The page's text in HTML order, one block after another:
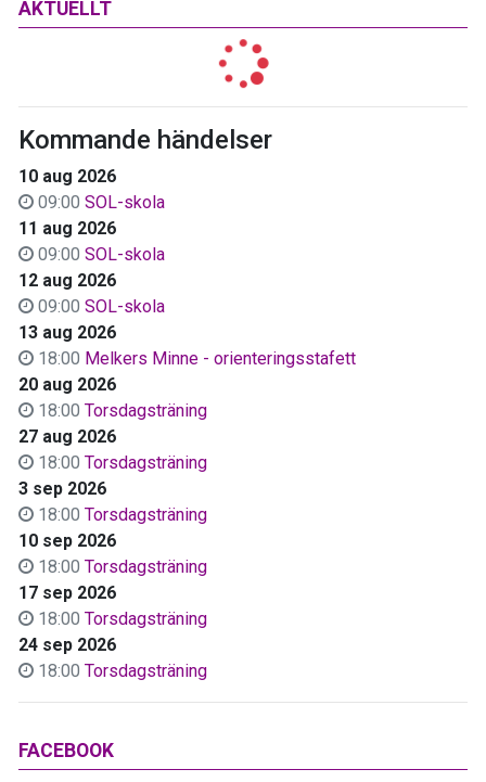
AKTUELLT
Kommande händelser
10 aug 2026
09:00 SOL-skola
11 aug 2026
09:00 SOL-skola
12 aug 2026
09:00 SOL-skola
13 aug 2026
18:00 Melkers Minne - orienteringsstafett
20 aug 2026
18:00 Torsdagsträning
27 aug 2026
18:00 Torsdagsträning
3 sep 2026
18:00 Torsdagsträning
10 sep 2026
18:00 Torsdagsträning
17 sep 2026
18:00 Torsdagsträning
24 sep 2026
18:00 Torsdagsträning
FACEBOOK